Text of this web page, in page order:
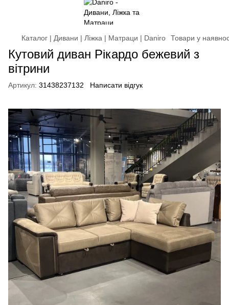
Каталог | Дивани | Ліжка | Матраци | Daniro Товари у
Кутовий диван Рікардо бежевий з
вітрини
Артикул: 31438237132 Написати відгук